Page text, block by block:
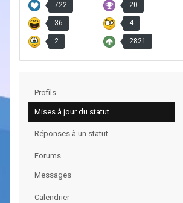
722 20
36 4
2 2821
Profils
Mises à jour du statut
Réponses à un statut
Forums
Messages
Calendrier